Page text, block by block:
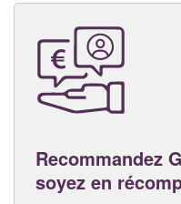
Recommandez
soyez en